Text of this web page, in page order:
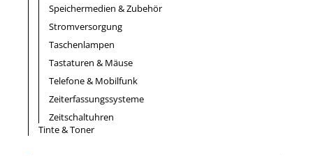
Speichermedien & Zubehör
Stromversorgung
Taschenlampen
Tastaturen & Mäuse
Telefone & Mobilfunk
Zeiterfassungssysteme
Zeitschaltuhren
Tinte & Toner